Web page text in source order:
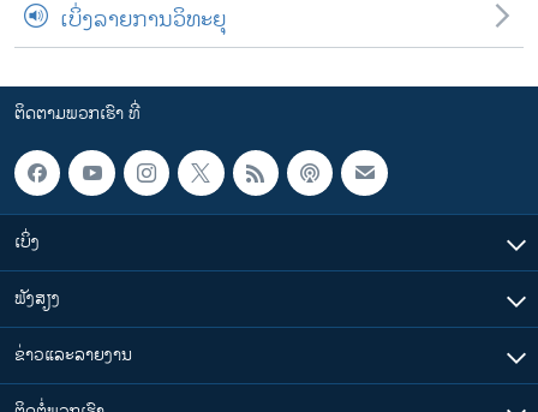
ເບິ່ງລາຍການວິທະຍຸ
ຕິດຕາມພວກເຮົາ ທີ່
ເບິ່ງ
ຟັງສຽງ
ຂ່າວແລະລາຍງານ